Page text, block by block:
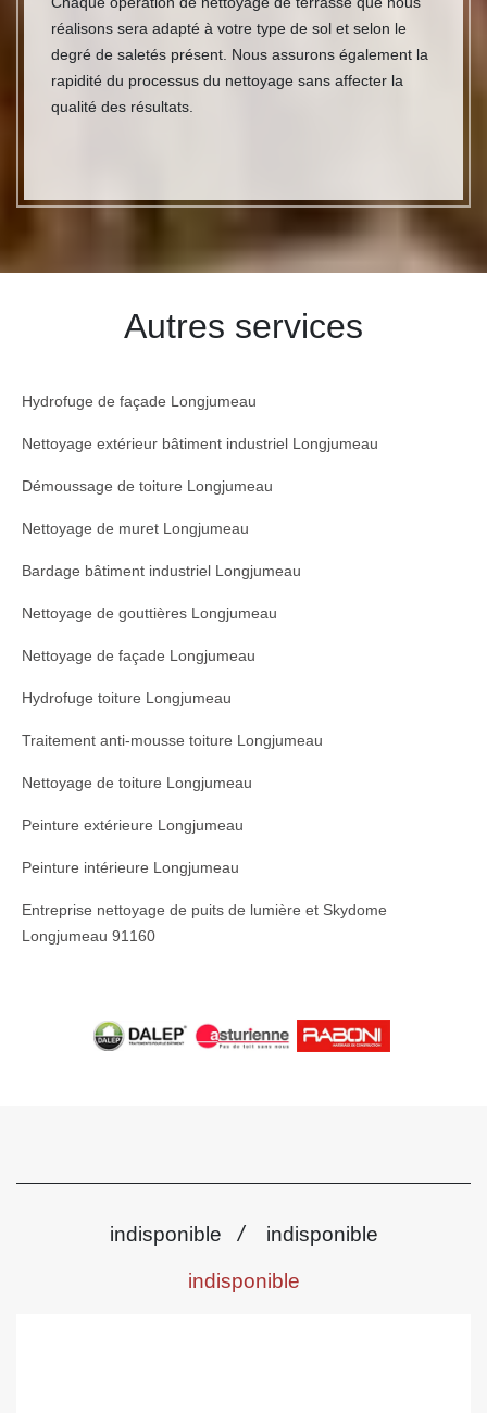
réalisons sera adapté à votre type de sol et selon le
degré de saletés présent. Nous assurons également la
rapidité du processus du nettoyage sans affecter la
qualité des résultats.
Autres services
Hydrofuge de façade Longjumeau
Nettoyage extérieur bâtiment industriel Longjumeau
Démoussage de toiture Longjumeau
Nettoyage de muret Longjumeau
Bardage bâtiment industriel Longjumeau
Nettoyage de gouttières Longjumeau
Nettoyage de façade Longjumeau
Hydrofuge toiture Longjumeau
Traitement anti-mousse toiture Longjumeau
Nettoyage de toiture Longjumeau
Peinture extérieure Longjumeau
Peinture intérieure Longjumeau
Entreprise nettoyage de puits de lumière et Skydome
Longjumeau 91160
indisponible / indisponible
indisponible